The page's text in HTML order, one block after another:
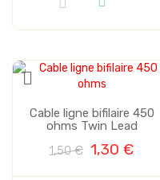
Vente
Cable ligne bifilaire 450
ohms Twin Lead
1,50 € 1,30 €